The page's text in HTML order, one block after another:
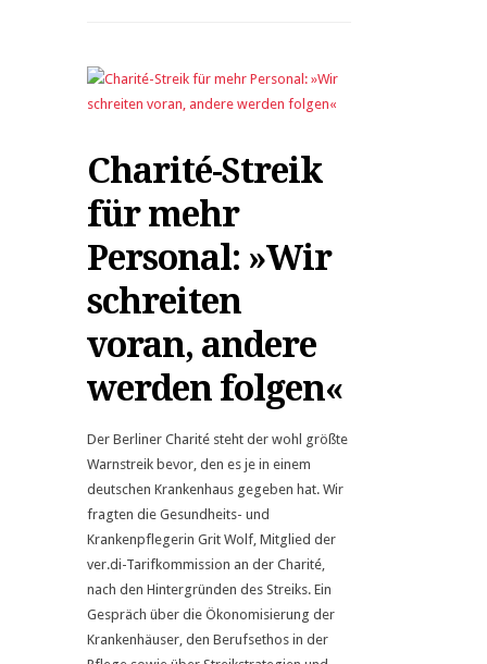
Charité-Streik
für mehr
Personal: »Wir
schreiten
voran, andere
werden folgen«
Der Berliner Charité steht der wohl größte
Warnstreik bevor, den es je in einem
deutschen Krankenhaus gegeben hat. Wir
fragten die Gesundheits- und
Krankenpflegerin Grit Wolf, Mitglied der
ver.di-Tarifkommission an der Charité,
nach den Hintergründen des Streiks. Ein
Gespräch über die Ökonomisierung der
Krankenhäuser, den Berufsethos in der